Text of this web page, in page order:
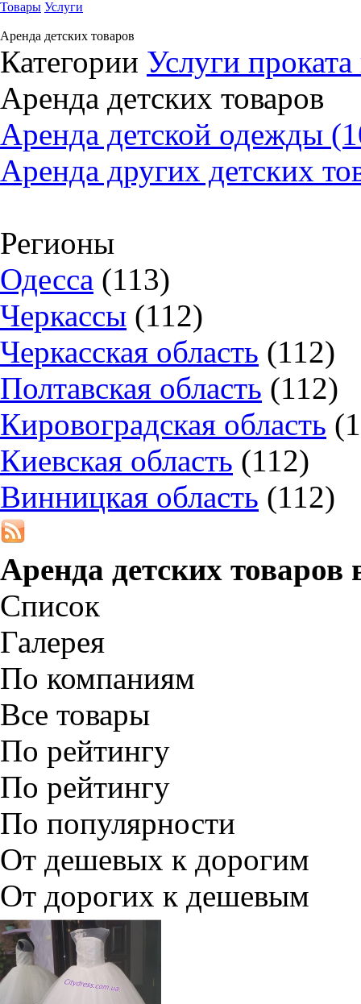
Товары Услуги
Аренда детских товаров
Категории Услуги
Аренда детских товаров
Аренда детской одежды
Аренда других детских
Регионы
Одесса (113)
Черкассы (112)
Черкасская область (112)
Полтавская область (112)
Кировоградская область
Киевская область (112)
Винницкая область (112)
Аренда детских товаров
Список
Галерея
По компаниям
Все товары
По рейтингу
По рейтингу
По популярности
От дешевых к дорогим
От дорогих к дешевым